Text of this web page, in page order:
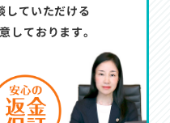
していただける
しております。